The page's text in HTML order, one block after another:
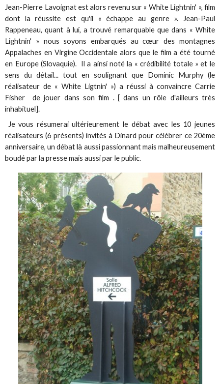
Jean-Pierre Lavoignat est alors revenu sur « White Lightnin' », film
dont la réussite est qu'il « échappe au genre ». Jean-Paul
Rappeneau, quant à lui, a trouvé remarquable que dans « White
Lightnin' » nous soyons embarqués au cœur des montagnes
Appalaches en Virgine Occidentale alors que le film a été tourné
en Europe (Slovaquie). Il a ainsi noté la « crédibilité totale » et le
sens du détail... tout en soulignant que Dominic Murphy (le
réalisateur de « White Ligtnin' ») a réussi à convaincre Carrie
Fisher de jouer dans son film . [ dans un rôle d'ailleurs très
inhabituel].
Je vous résumerai ultérieurement le débat avec les 10 jeunes
réalisateurs (6 présents) invités à Dinard pour célébrer ce 20ème
anniversaire, un débat là aussi passionnant mais malheureusement
boudé par la presse mais aussi par le public.